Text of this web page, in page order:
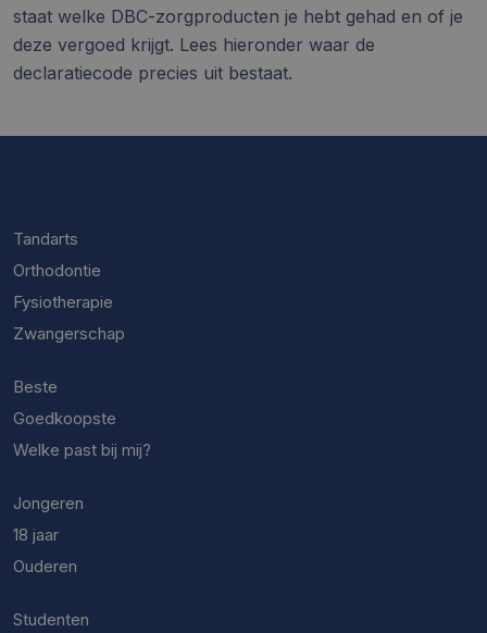
staat welke DBC-zorgproducten je hebt gehad en of je
deze vergoed krijgt. Lees hieronder waar de
declaratiecode precies uit bestaat.
Tandarts
Orthodontie
Fysiotherapie
Zwangerschap
Beste
Goedkoopste
Welke past bij mij?
Jongeren
18 jaar
Ouderen
Studenten